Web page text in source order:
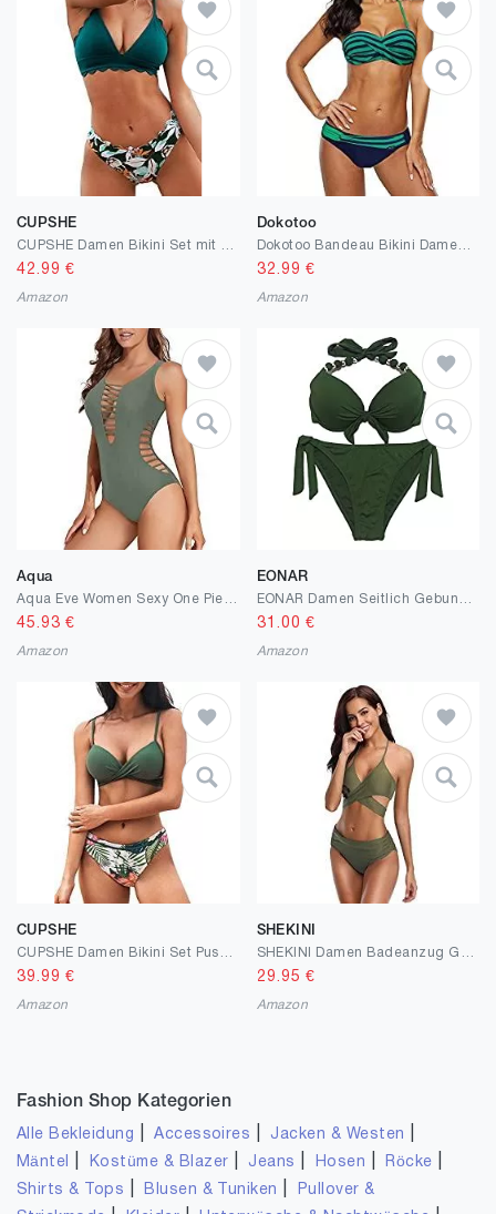
CUPSHE
42.99 €
Amazon
Dokotoo
32.99 €
Amazon
Aqua
45.93 €
Amazon
EONAR
31.00 €
Amazon
CUPSHE
39.99 €
Amazon
SHEKINI
29.95 €
Amazon
Fashion Shop Kategorien
Alle Bekleidung |Accessoires Jacken & Westen
Mäntel Kostüme & Blazer Jeans Hosen Röcke
Shirts & Tops Blusen & Tuniken
Pullover &